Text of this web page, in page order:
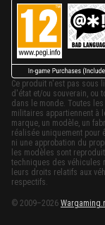
Ce produit n'est pas sous
d'état et/ou souverain, ou
dans le monde. Toutes
militaires appartiennent à
marque, un modèle, un
réalisée uniquement pour
ni une approbation du
les modèles sont
techniques des véhicules
leurs droits relatifs aux
respectifs.
© 2009–2026